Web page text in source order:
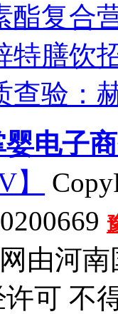
酯复合
特膳饮
查验：
电子
】
由河
许可 不